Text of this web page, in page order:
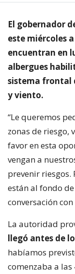
El gobernador
este miércoles
encuentran en
albergues
sistema frontal
y viento.
“Le queremos
zonas de riesgo,
favor en esta
vengan a
prevenir
están al fondo
conversación con
La autoridad
llegó antes de
habíamos
comenzaba a